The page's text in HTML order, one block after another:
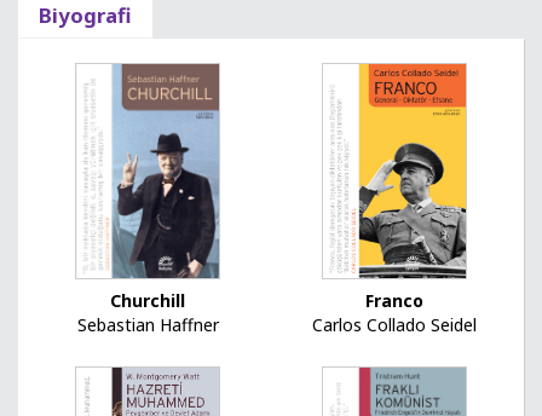
Biyografi
Churchill
Sebastian Haffner
Franco
Carlos Collado Seidel